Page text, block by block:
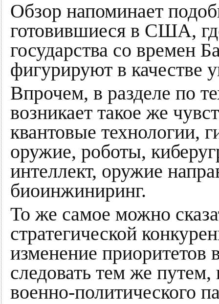
Обзор напоминает
готовившиеся в США,
государства со времен
фигурируют в качестве
Впрочем, в разделе по
возникает такое же
квантовые технологии,
оружие, роботы,
интеллект, оружие
биоинжиниринг.
То же самое можно
стратегической
изменение
следовать тем же
военно-политического